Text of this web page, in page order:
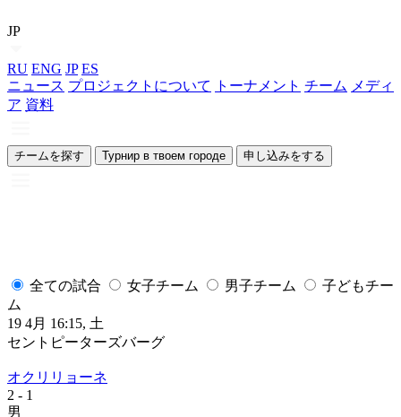
JP
RU ENG JP ES
ニュース プロジェクトについて トーナメント チーム メディ
ア 資料
チームを探す Турнир в твоем городе 申し込みをする
全ての試合 女子チーム 男子チーム
子どもチー
ム
19 4月 16:15, 土
セントピーターズバーグ
オクリリョーネ
2 - 1
男